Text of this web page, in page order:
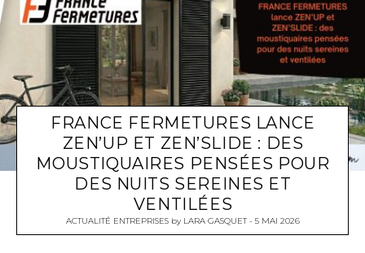
FRANCE FERMETURES LANCE
ZEN’UP ET ZEN’SLIDE : DES
MOUSTIQUAIRES PENSÉES POUR
DES NUITS SEREINES ET
VENTILÉES
ACTUALITÉ ENTREPRISES by LARA GASQUET 5 MAI 2026